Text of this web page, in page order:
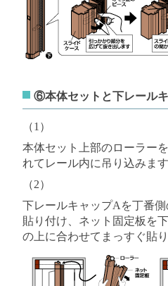
⑥本体セットと下レール
（1）
本体セット上部のローラー
れてレール内に吊り込みます
（2）
下レールキャップAを丁番
貼り付け、ネット固定板を
の上に合わせてまっすぐ貼り